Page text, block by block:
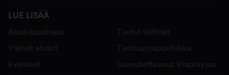
LUE LISÄÄ
Asiakaspalvelu
Tuetut laitteet
Yleiset ehdot
Tietosuojapolitiikka
Evästeet
Saavutettavuus Viaplayssa